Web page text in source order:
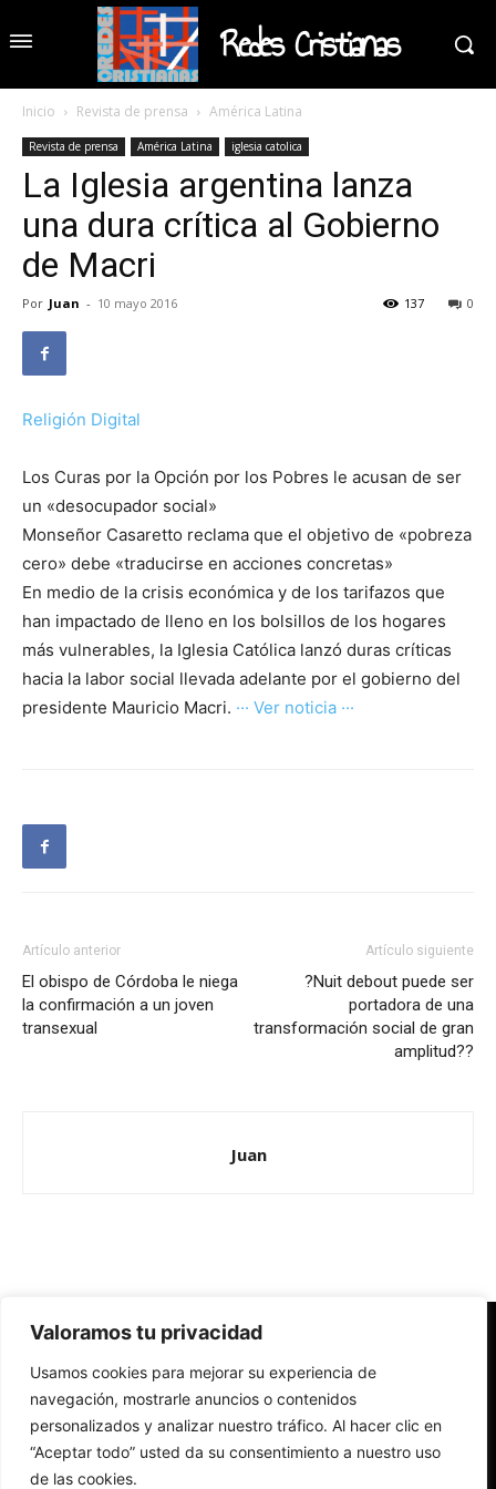
Valoramos tu privacidad
Usamos cookies para mejorar su experiencia de
navegación, mostrarle anuncios o contenidos
personalizados y analizar nuestro tráfico. Al hacer clic en
“Aceptar todo” usted da su consentimiento a nuestro uso
de las cookies.
Redes Cristianas
Inicio Revista de prensa América Latina
Revista de prensa América Latina iglesia catolica
La Iglesia argentina lanza
una dura crítica al Gobierno
de Macri
Por Juan - 10 mayo 2016 0
137
Religión Digital
Los Curas por la Opción por los Pobres le acusan de ser
un «desocupador social»
Monseñor Casaretto reclama que el objetivo de «pobreza
cero» debe «traducirse en acciones concretas»
En medio de la crisis económica y de los tarifazos que
han impactado de lleno en los bolsillos de los hogares
más vulnerables, la Iglesia Católica lanzó duras críticas
hacia la labor social llevada adelante por el gobierno del
presidente Mauricio Macri. ··· Ver noticia ···
Artículo anterior
El obispo de Córdoba le niega
la confirmación a un joven
transexual
Artículo siguiente
?Nuit debout puede ser
portadora de una
transformación social de gran
amplitud??
Juan
Redes Cristianas
Una mirada alternativa sobre la Iglesia católica y la sociedad
- Colectivos de Redes Cristianas